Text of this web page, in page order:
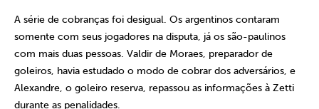
A série de cobranças foi desigual. Os argentinos contaram
somente com seus jogadores na disputa, já os são-paulinos
com mais duas pessoas. Valdir de Moraes, preparador de
goleiros, havia estudado o modo de cobrar dos adversários, e
Alexandre, o goleiro reserva, repassou as informações à Zetti
durante as penalidades.